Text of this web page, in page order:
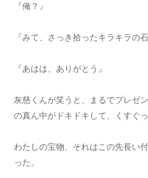
『俺？』
『みて、さっき拾ったキラキラの
『あはは、ありがとう』
灰慈くんが笑うと、まるでプレゼ
の真ん中がドキドキして、くすぐっ
わたしの宝物、それはこの先長い
った。